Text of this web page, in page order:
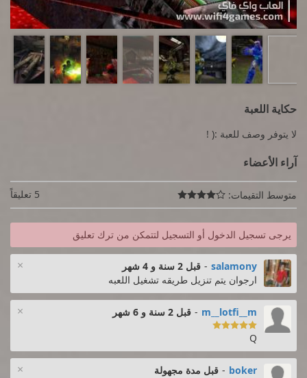
حكاية اللعبة
لا يتوفر وصف للعبة :( !
آراء الأعضاء
متوسط التقيمات:  5 تعليقاً
يرجى تسجيل الدخول أو التسجيل لتتمكن من ترك تعليق
× salamony
- قبل 2 سنة و 4 شهر
ارجوان يتم تنزيل طريقه تشغيل اللعبه
× m__lotfi__m
- قبل 2 سنة و 6 شهر

Q
× boker
- قبل مدة مجهولة